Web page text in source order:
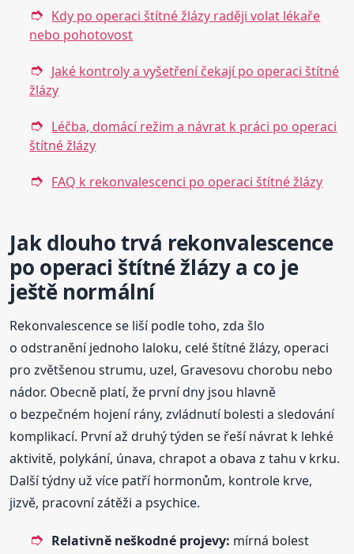
Kdy po operaci štítné žlázy raději volat lékaře
nebo pohotovost
Jaké kontroly a vyšetření čekají po operaci štítné
žlázy
Léčba, domácí režim a návrat k práci po operaci
štítné žlázy
FAQ k rekonvalescenci po operaci štítné žlázy
Jak dlouho trvá rekonvalescence
po operaci štítné žlázy a co je
ještě normální
Rekonvalescence se liší podle toho, zda šlo
o odstranění jednoho laloku, celé štítné žlázy, operaci
pro zvětšenou strumu, uzel, Gravesovu chorobu nebo
nádor. Obecně platí, že první dny jsou hlavně
o bezpečném hojení rány, zvládnutí bolesti a sledování
komplikací. První až druhý týden se řeší návrat k lehké
aktivitě, polykání, únava, chrapot a obava z tahu v krku.
Další týdny už více patří hormonům, kontrole krve,
jizvě, pracovní zátěži a psychice.
Relativně neškodné projevy: mírná bolest